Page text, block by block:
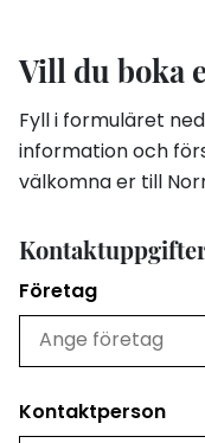
Vill du boka
Fyll i formuläret
information och
välkomna er till
Företag
Kontaktperson